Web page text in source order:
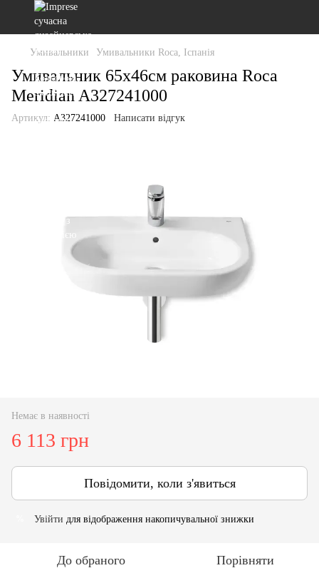
Умивальники Умивальники Roca, Іспанія
Умивальник 65х46см раковина Roca
Meridian A327241000
Артикул: A327241000 Написати відгук
Немає в наявності
6 113 грн
Повідомити, коли з'явиться
Увійти для відображення накопичувальної знижки
До обраного Порівняти